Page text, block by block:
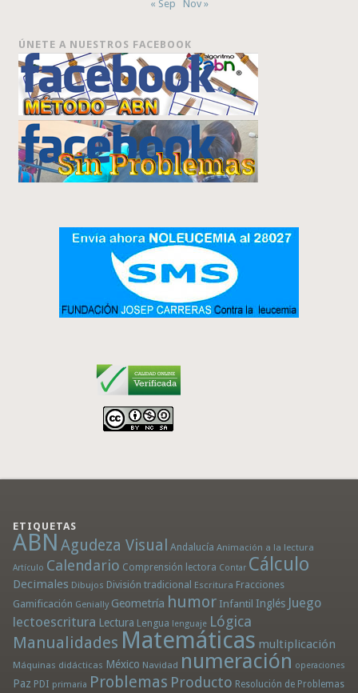
« Sep Nov »
ÚNETE A NUESTROS FACEBOOK
ETIQUETAS
ABN Agudeza Visual Andalucía Animación a la lectura
Artículo Calendario Comprensión lectora Contar Cálculo
Decimales Dibujos División tradicional Escritura Fracciones
Gamificación Genially Geometría humor Infantil Inglés Juego
lectoescritura Lectura Lengua lenguaje Lógica
Manualidades Matemáticas multiplicación
Máquinas didácticas México Navidad numeración operaciones
Paz PDI primaria Problemas Producto Resolución de Problemas